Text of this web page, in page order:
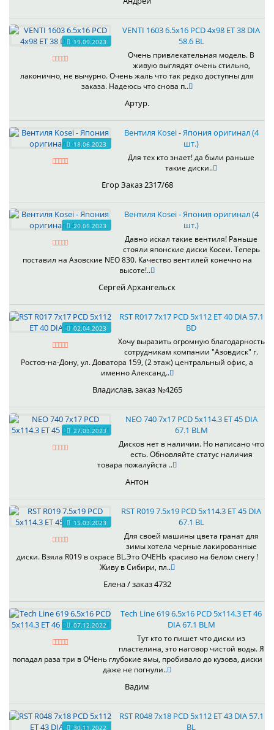
19.09.2023
VENTI 1603 6.5x16 PCD 4x98 ET 38 DIA
58.6 BL
Очень привлекательная модель. В
живую выглядят очень стильно,
лаконично, не вычурно. Очень жаль что так редко доступны для
заказа. Надеюсь что снова п..
Артур.
18.06.2023
Вентиля Kosei - Япония оригинал (4
шт.)
Для тех кто знает! да были раньше
такие диски..
Егор Заказ 2317/68
20.05.2023
Вентиля Kosei - Япония оригинал (4
шт.)
Давно искал такие вентиля! Раньше
стояли японские диски Косеи. Теперь
поставил на Азовские NEO 830. Качество вентилей конечно на
высоте!..
Сергей Архангельск
02.04.2023
RST R017 7x17 PCD 5x112 ET 40 DIA 57.1
BD
Хочу выразить огромную благодарность
сотрудникам компании "Азовдиск" г.
Ростов-на-Дону, ул. Доватора 159, (2 этаж) центральный офис, а
именно Александ..
Владислав, заказ №4265
27.03.2023
NEO 740 7x17 PCD 5x114.3 ET 45 DIA
67.1 BLM
Дисков нет в наличии. Но написано что
есть. Обновляйте статус наличия
товара пожалуйста ..
Антон
15.03.2023
RST R019 7.5x19 PCD 5x114.3 ET 45 DIA
67.1 BL
Для своей машины цвета гранат для
зимы хотела черные лакированные
диски. Взяла R019 в окрасе BL.Это ОЧЕНЬ красиво на белом снегу !
Живу в Сибири, пл..
Елена / заказ 4732
07.12.2022
Tech Line 619 6.5x16 PCD 5x114.3 ET 46
DIA 67.1 BLM
Тут кто то пишет что диски из
пластелина, это наговор чистой воды. Я
попадал раза три в ОЧень глубокие ямы, пробивало до кузова, диски
даже не погнули..
Вадим
30.11.2022
RST R048 7x18 PCD 5x112 ET 43 DIA 57.1
BL